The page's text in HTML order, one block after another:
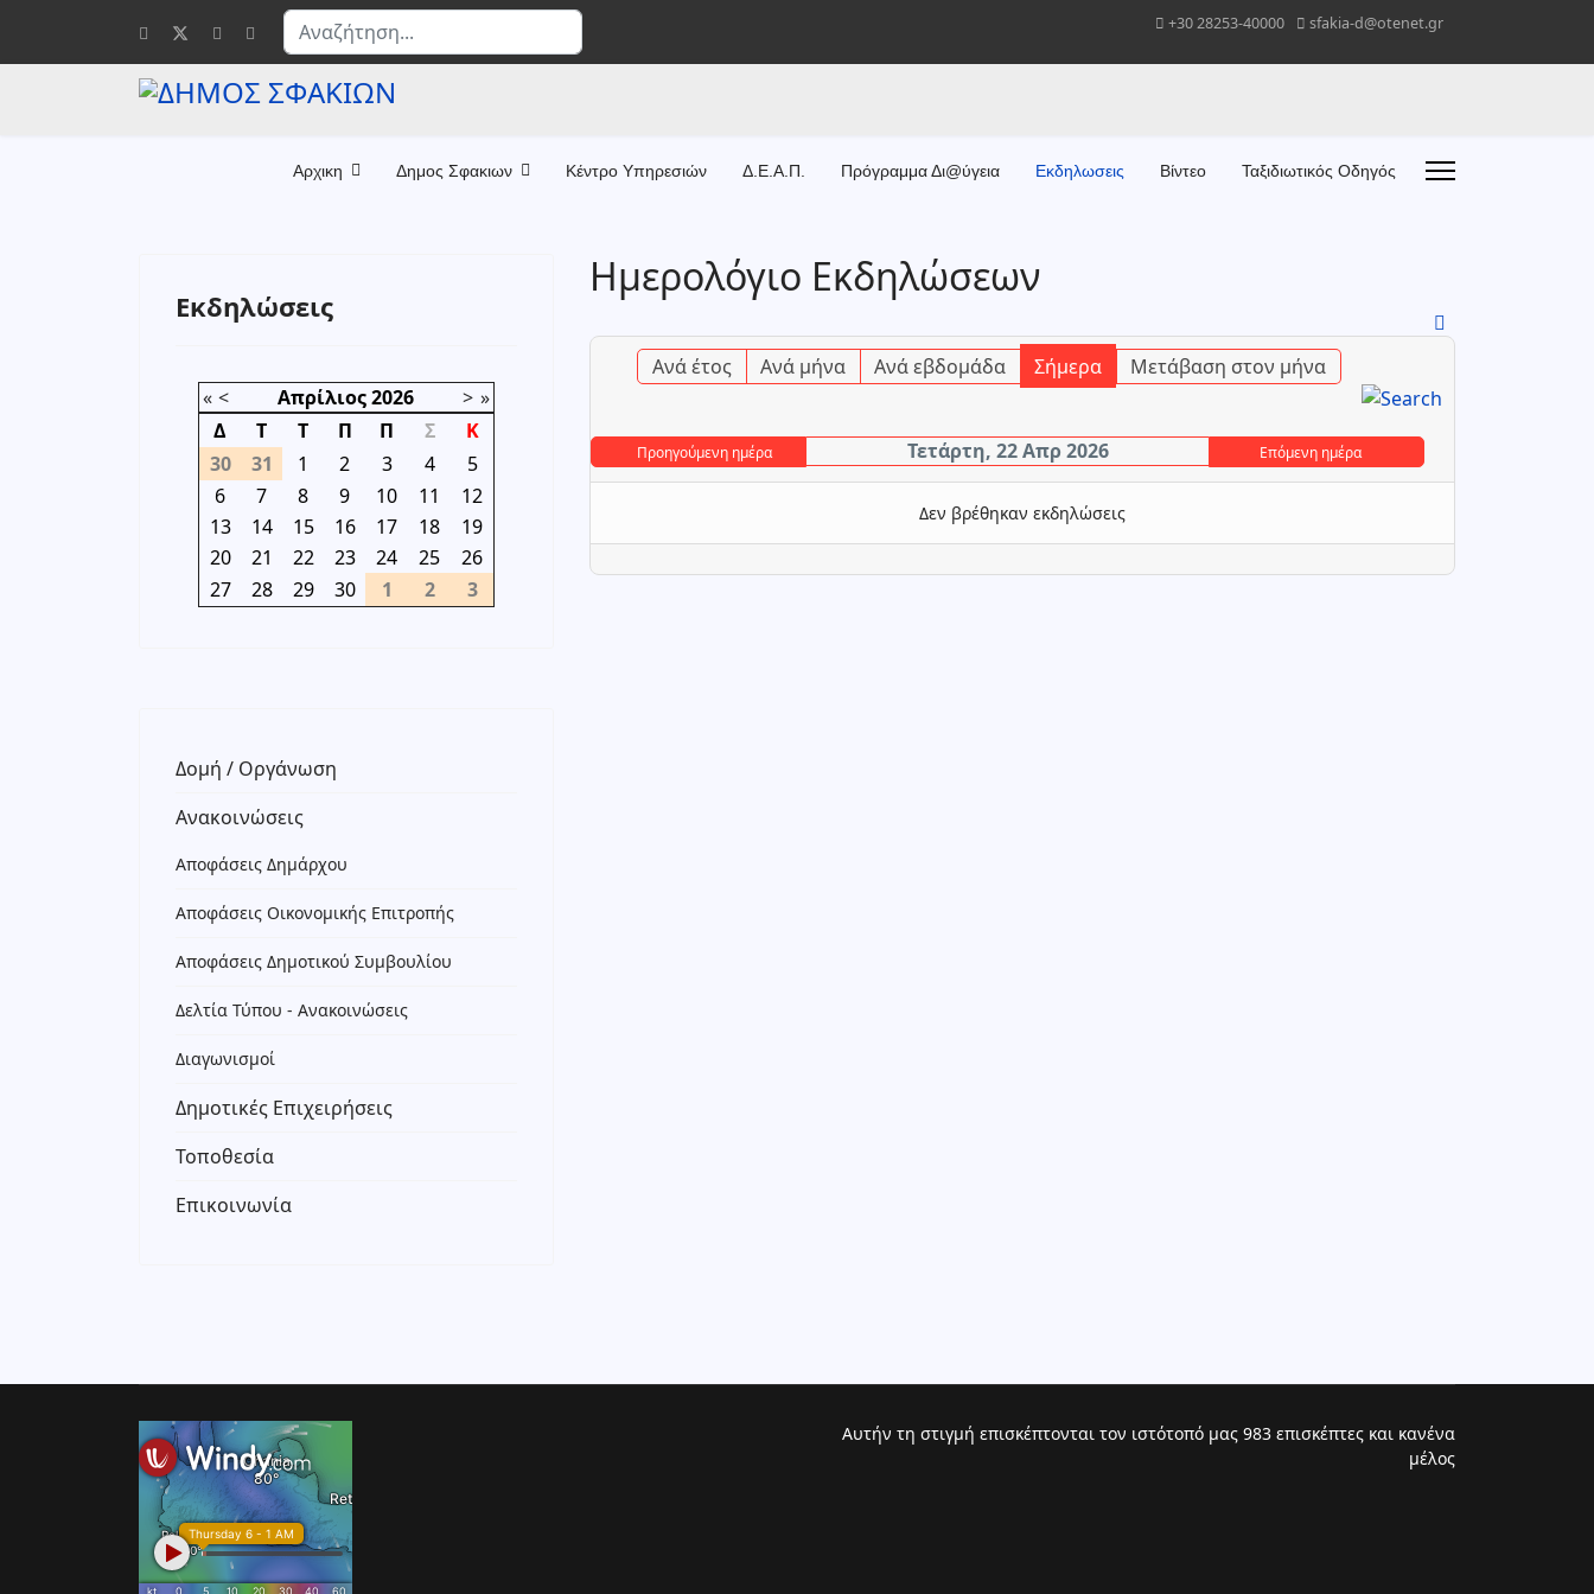
Αναζήτηση... +30 28253-40000 sfakia-d@otenet.gr
Αρχικη Δημος Σφακιων Κέντρο Υπηρεσιών Δ.Ε.Α.Π. Πρόγραμμα Δι@ύγεια Εκδηλωσεις Βίντεο Ταξιδιωτικός Οδηγός
Εκδηλώσεις
« < Απρίλιος2026 > »
Δ
Τ Τ Π Π Σ
Κ
30
31 1 2 3 4
5
6
7 8 9 10 11
12
13
14 15 16 17 18
19
20
21 22 23 24 25
26
27
28 29 30 1 2 3
Δομή / Οργάνωση
Ανακοινώσεις
Αποφάσεις Δημάρχου
Αποφάσεις Οικονομικής Επιτροπής
Αποφάσεις Δημοτικού Συμβουλίου
Δελτία Τύπου - Ανακοινώσεις
Διαγωνισμοί
Δημοτικές Επιχειρήσεις
Τοποθεσία
Επικοινωνία
Ημερολόγιο Εκδηλώσεων
Ανά έτος Ανά μήνα Ανά εβδομάδα Σήμερα Μετάβαση στον μήνα
Προηγούμενη ημέρα Τετάρτη, 22 Απρ 2026 Επόμενη ημέρα
Δεν βρέθηκαν εκδηλώσεις
Αυτήν τη στιγμή επισκέπτονται τον ιστότοπό μας 983 επισκέπτες και κανένα
μέλος